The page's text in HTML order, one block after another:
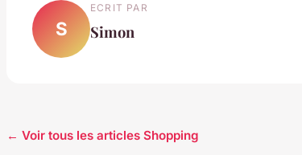
S
ECRIT PAR
Simon
← Voir tous les articles Shopping